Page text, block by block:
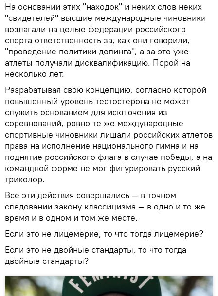
На основании этих "находок" и неких слов неких
"свидетелей" высшие международные чиновники
возлагали на целые федерации российского
спорта ответственность за, как они говорили,
"проведение политики допинга", а за это уже
атлеты получали дисквалификацию. Порой на
несколько лет.
Разрабатывая свою концепцию, согласно которой
повышенный уровень тестостерона не может
служить основанием для исключения из
соревнований, ровно те же международные
спортивные чиновники лишали российских атлетов
права на исполнение национального гимна и на
поднятие российского флага в случае победы, а на
командной форме не мог фигурировать русский
триколор.
Все эти действия совершались — в точном
следовании закону классицизма — в одно и то же
время и в одном и том же месте.
Если это не лицемерие, то что тогда лицемерие?
Если это не двойные стандарты, то что тогда
двойные стандарты?